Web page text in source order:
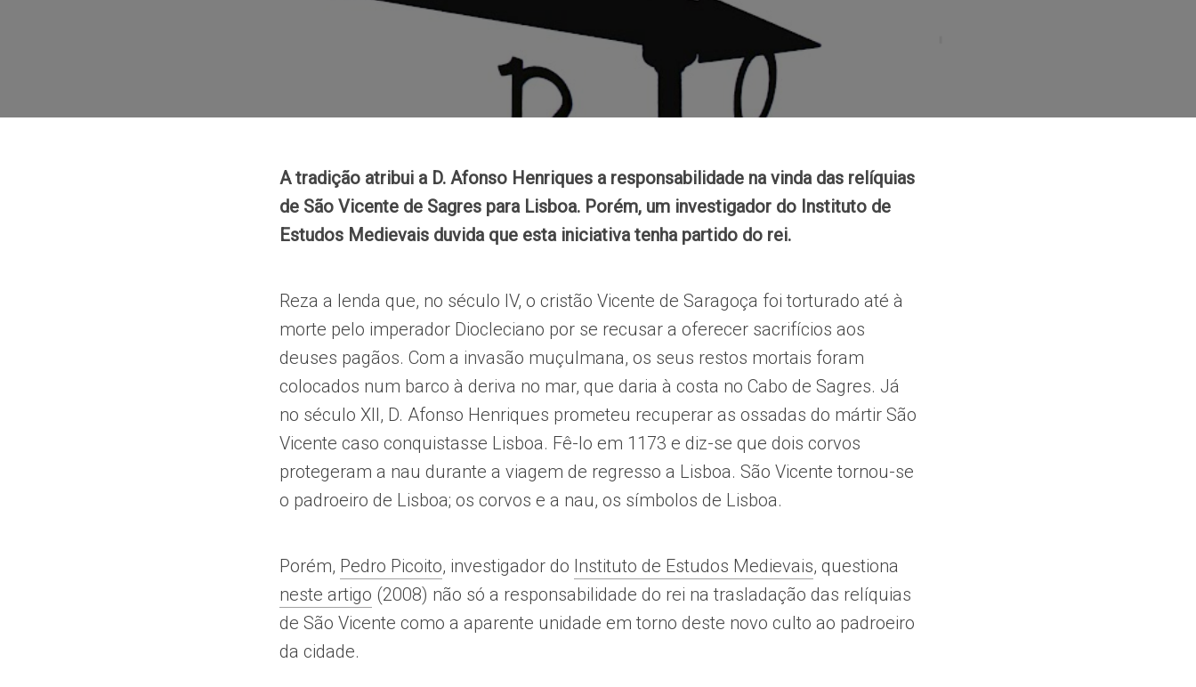
A tradição atribui a D. Afonso Henriques a responsabilidade na vinda das relíquias
de São Vicente de Sagres para Lisboa. Porém, um investigador do Instituto de
Estudos Medievais duvida que esta iniciativa tenha partido do rei.
Reza a lenda que, no século IV, o cristão Vicente de Saragoça foi torturado até à
morte pelo imperador Diocleciano por se recusar a oferecer sacrifícios aos
deuses pagãos. Com a invasão muçulmana, os seus restos mortais foram
colocados num barco à deriva no mar, que daria à costa no Cabo de Sagres. Já
no século XII, D. Afonso Henriques prometeu recuperar as ossadas do mártir São
Vicente caso conquistasse Lisboa. Fê-lo em 1173 e diz-se que dois corvos
protegeram a nau durante a viagem de regresso a Lisboa. São Vicente tornou-se
o padroeiro de Lisboa; os corvos e a nau, os símbolos de Lisboa.
Porém, Pedro Picoito, investigador do Instituto de Estudos Medievais, questiona
neste artigo (2008) não só a responsabilidade do rei na trasladação das relíquias
de São Vicente como a aparente unidade em torno deste novo culto ao padroeiro
da cidade.